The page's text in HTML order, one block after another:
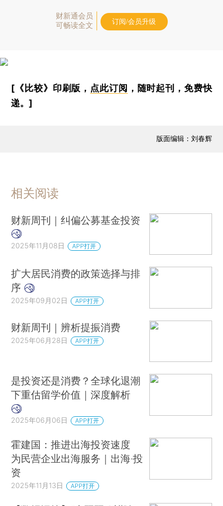
财新通会员
可畅读全文
订阅/会员升级
[《比较》印刷版， 点此订阅 ，随时起刊，免费快
递。]
版面编辑：刘春辉
相关阅读
财新周刊｜纠偏公募基金投资
2025年11月08日 APP打开
扩大居民消费的政策选择与排
序
2025年09月02日 APP打开
财新周刊｜辨析提振消费
2025年06月28日 APP打开
是投资还是消费？全球化退潮
下重估留学价值｜深度解析
2025年06月06日 APP打开
霍建国：推进出海投资速度
为民营企业出海服务｜出海·投
资
2025年11月13日 APP打开